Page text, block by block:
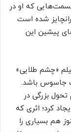
که او در
شده است
پیشین این
«چشم طلایی»
جاسوس باشد.
تحول بزرگی در
کرد؛ اثری که
هم بسیاری را